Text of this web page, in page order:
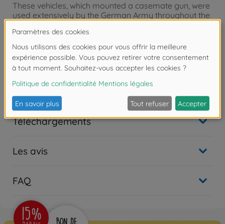
These vehicles, which mounted a casemate gun, were
used extensively by the German Army throughout the
and also being used as tank-busters. Several hundred
of this particular self-propelled gun - constructed on
a Pz.Kpfw. III tank chassis - were built in several
versions that underwent constant armour and gun
upgrades to keep pace with the development of
enemy weapons.
Téléchargements
Les avis
FAQ